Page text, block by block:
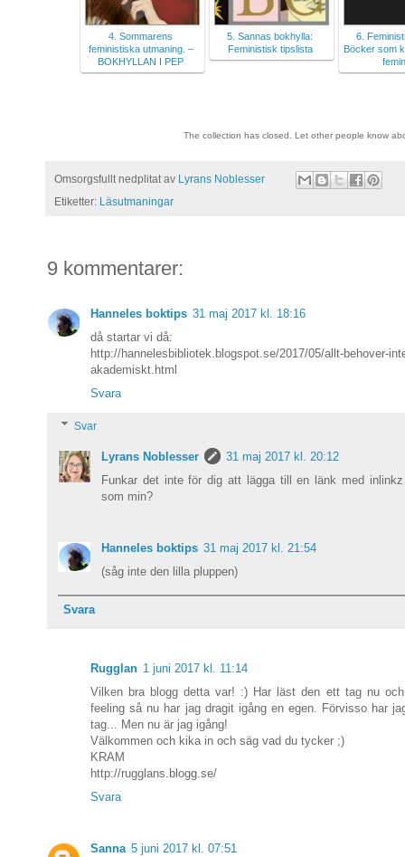
4. Sommarens
feministiska utmaning. –
BOKHYLLAN I PEP
5. Sannas bokhylla:
Feministisk tipslista
6.
Böcker som
The collection has closed. Let other people know
Omsorgsfullt nedplitat av Lyrans Noblesser
Etiketter: Läsutmaningar
9 kommentarer:
Hanneles boktips 31 maj 2017 kl. 18:16
då startar vi då:
http://hannelesbibliotek.blogspot.se/2017/05/allt-behover-
akademiskt.html
Svara
Svar
Lyrans Noblesser
31 maj 2017 kl. 20:12
Funkar det inte för dig att lägga till en länk med
som min?
Hanneles boktips 31 maj 2017 kl. 21:54
(såg inte den lilla pluppen)
Svara
Rugglan 1 juni 2017 kl. 11:14
Vilken bra blogg detta var! :) Har läst den ett tag nu
feeling så nu har jag dragit igång en egen. Förvisso har
tag... Men nu är jag igång!
Välkommen och kika in och säg vad du tycker ;)
KRAM
http://rugglans.blogg.se/
Svara
Sanna 5 juni 2017 kl. 07:51